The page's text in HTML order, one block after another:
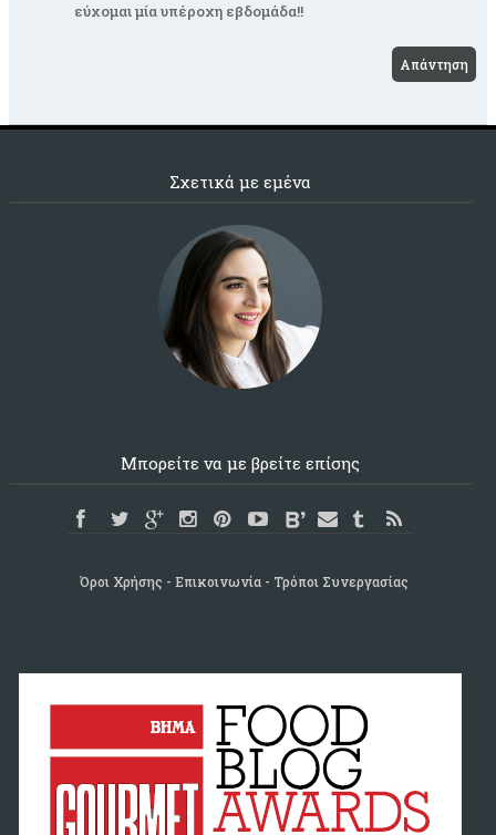
εύχομαι μία υπέροχη εβδομάδα!!
Απάντηση
Σχετικά με εμένα
Μπορείτε να με βρείτε επίσης
Όροι Χρήσης Επικοινωνία Τρόποι Συνεργασίας